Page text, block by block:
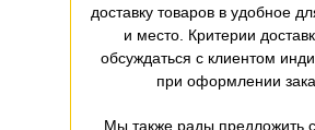
доставку товаров в удобное
и место. Критерии
обсуждаться с клиентом
при оформлении
Мы также рады предложить